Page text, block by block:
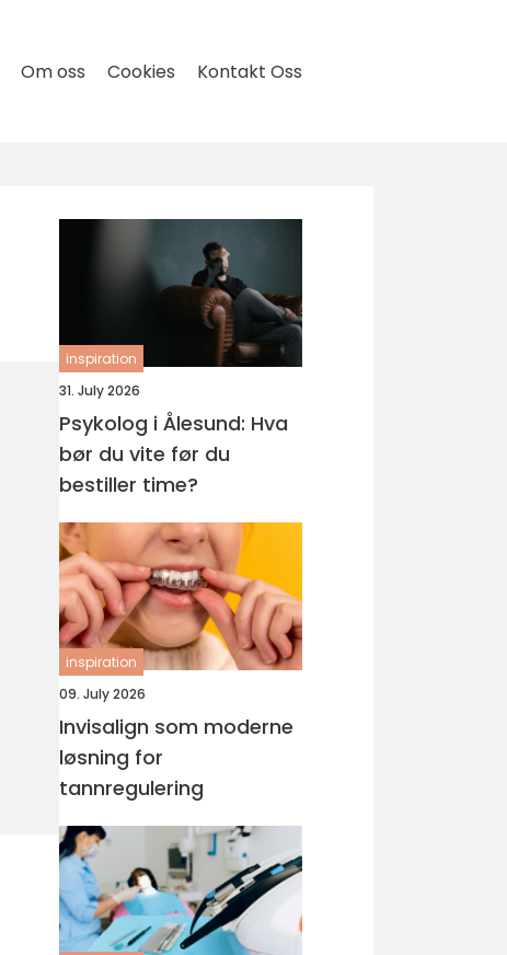
Om oss Cookies Kontakt Oss
inspiration
31. July 2026
Psykolog i Ålesund: Hva
bør du vite før du
bestiller time?
inspiration
09. July 2026
Invisalign som moderne
løsning for
tannregulering